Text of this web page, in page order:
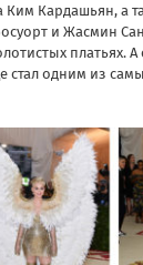
Ким Кардашьян, а
и Жасмин
платьях.
стал одним из